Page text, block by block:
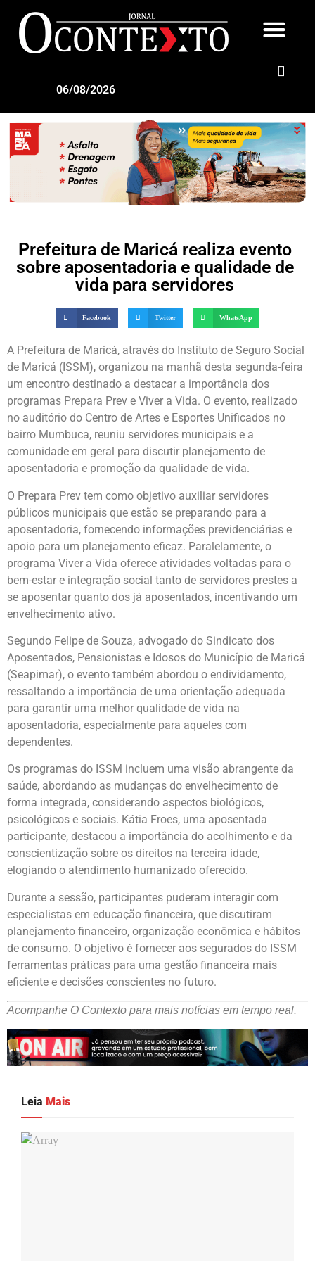
06/08/2026
Prefeitura de Maricá realiza evento
sobre aposentadoria e qualidade de
vida para servidores
Facebook Twitter WhatsApp
A Prefeitura de Maricá, através do Instituto de Seguro Social
de Maricá (ISSM), organizou na manhã desta segunda-feira
um encontro destinado a destacar a importância dos
programas Prepara Prev e Viver a Vida. O evento, realizado
no auditório do Centro de Artes e Esportes Unificados no
bairro Mumbuca, reuniu servidores municipais e a
comunidade em geral para discutir planejamento de
aposentadoria e promoção da qualidade de vida.
O Prepara Prev tem como objetivo auxiliar servidores
públicos municipais que estão se preparando para a
aposentadoria, fornecendo informações previdenciárias e
apoio para um planejamento eficaz. Paralelamente, o
programa Viver a Vida oferece atividades voltadas para o
bem-estar e integração social tanto de servidores prestes a
se aposentar quanto dos já aposentados, incentivando um
envelhecimento ativo.
Segundo Felipe de Souza, advogado do Sindicato dos
Aposentados, Pensionistas e Idosos do Município de Maricá
(Seapimar), o evento também abordou o endividamento,
ressaltando a importância de uma orientação adequada
para garantir uma melhor qualidade de vida na
aposentadoria, especialmente para aqueles com
dependentes.
Os programas do ISSM incluem uma visão abrangente da
saúde, abordando as mudanças do envelhecimento de
forma integrada, considerando aspectos biológicos,
psicológicos e sociais. Kátia Froes, uma aposentada
participante, destacou a importância do acolhimento e da
conscientização sobre os direitos na terceira idade,
elogiando o atendimento humanizado oferecido.
Durante a sessão, participantes puderam interagir com
especialistas em educação financeira, que discutiram
planejamento financeiro, organização econômica e hábitos
de consumo. O objetivo é fornecer aos segurados do ISSM
ferramentas práticas para uma gestão financeira mais
eficiente e decisões conscientes no futuro.
Acompanhe O Contexto para mais notícias em tempo real.
Leia Mais